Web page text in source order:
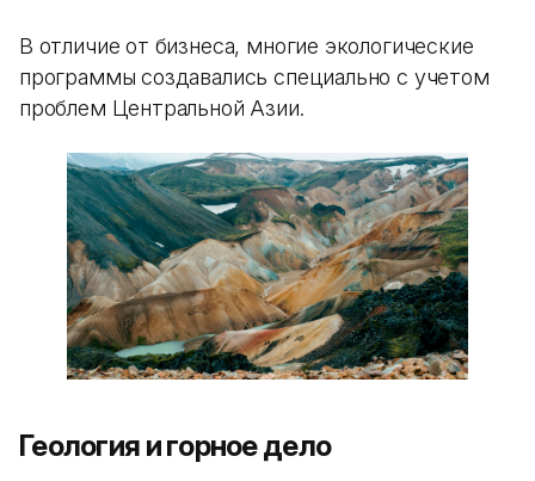
В отличие от бизнеса, многие экологические
программы создавались специально с учетом
проблем Центральной Азии.
Геология и горное дело